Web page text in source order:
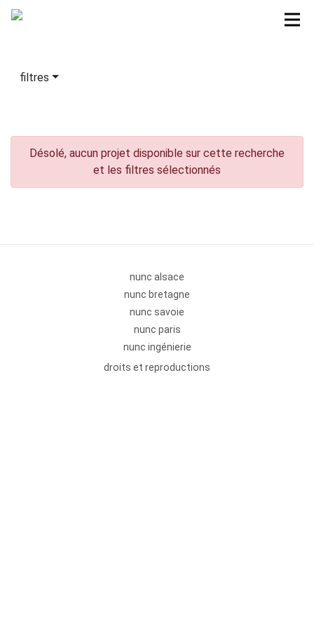
filtres
Désolé, aucun projet disponible sur cette recherche
et les filtres sélectionnés
nunc alsace
nunc bretagne
nunc savoie
nunc paris
nunc ingénierie
droits et reproductions